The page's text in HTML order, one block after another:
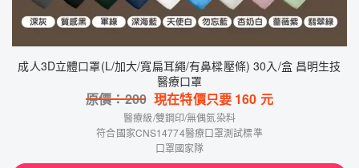
成人3D立體口罩(L/加大/寬扁耳繩/有鼻樑壓條) 30入/盒 昌明生技
醫療口罩
原價：200 現在特價只要 160 元
醫療級/雙鋼印/無偶氮染料
符合國家CNS14774醫療口罩測試標準
口罩國家隊